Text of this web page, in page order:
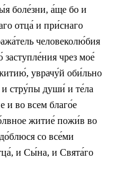
боле́зни, а́ще бо и
отца́ и при́снаго
человеколю́бия
чрез мое́
уврачу́й оби́льно
стру́пы души́ и те́ла
и во всем благо́е
житие́ пожи́в во
со все́ми
и Сы́на, и Свята́го